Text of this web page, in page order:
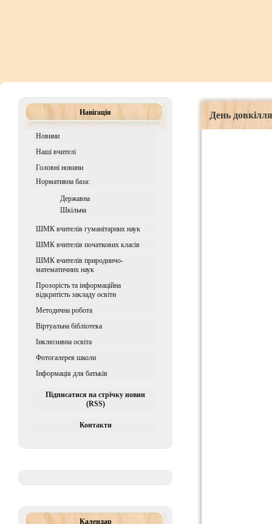
Навігація
Новини
Наші вчителі
Головні новини
Нормативна база:
Державна
Шкiльна
ШМК вчителів гуманітарних наук
ШМК вчителів початкових класів
ШМК вчителів природничо-
математичних наук
Прозорість та інформаційна
відкритість закладу освіти
Методична робота
Віртуальна бібліотека
Iнклюзивна освiта
Фотогалерея школи
Інформація для батьків
Підписатися на стрічку новин
(RSS)
Контакти
Календар
День довкілля